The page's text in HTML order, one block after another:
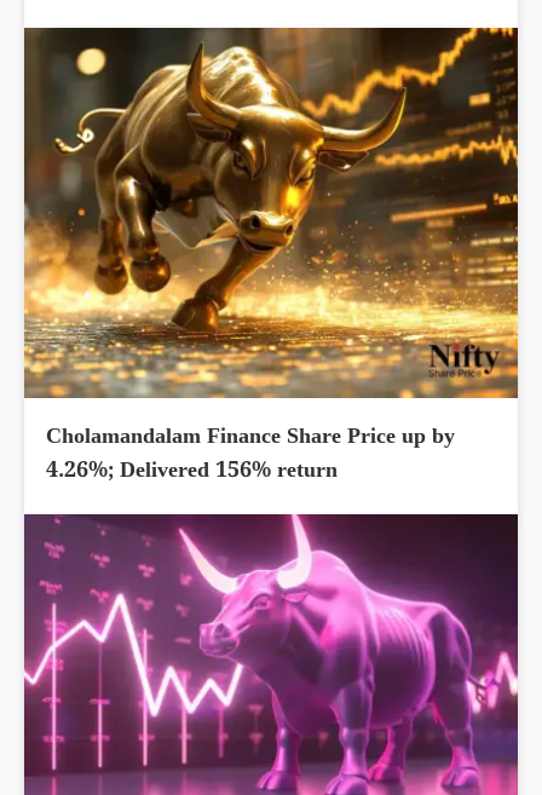
Cholamandalam Finance Share Price up by
4.26%; Delivered 156% return